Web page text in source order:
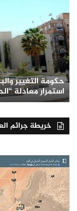
حكومة التغيير
استمرار معادلة
خريطة جرائم